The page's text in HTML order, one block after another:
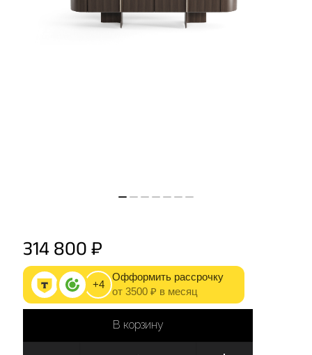
314 800 ₽
+4
Офформить рассрочку
от 3500 ₽ в месяц
В корзину